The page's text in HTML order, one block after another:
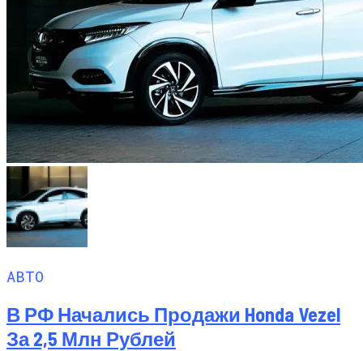
АВТО
В РФ Начались Продажи Honda Vezel
За 2,5 Млн Рублей